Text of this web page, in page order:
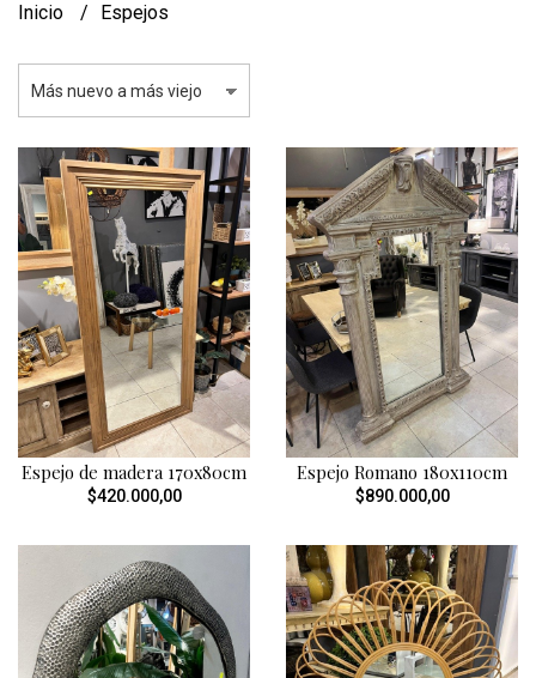
Inicio Espejos
Espejo de madera 170x80cm
$420.000,00
Espejo Romano 180x110cm
$890.000,00